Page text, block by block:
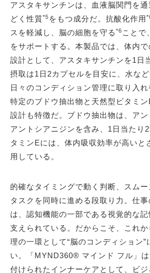
アスタキサンチンは、血液脳関門を
どく性質*5 をもつ成分だ。抗酸化作用
スを軽減し、脳の細胞を守る *6 ことで
をサポートする。本製品では、体内
設計として、アスタキサンチンを1日
摂取は1日2カプセルを目安に、水など
日々のコンディション管理に取り入
特定のブドウ抽出物と天然型ビタミ
設計も特徴だ。ブドウ抽出物は、ア
アントシアニジンを含み、1日当たり
タミンEには、体内吸収効率が高いと
用している。
的確なタイミングで動く判断、スム
タスクを同時に進める段取り力。仕
は、認知機能の一部である視覚的な記
支えられている。だからこそ、これ
理の一環として“脳のコンディション”
い。「MYND360® マインド フル」
付けられたインナーケアとして、ビ